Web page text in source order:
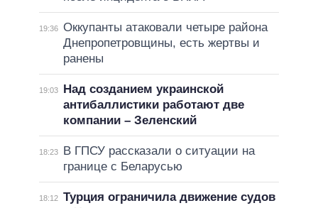
19:36 Оккупанты атаковали четыре района
Днепропетровщины, есть жертвы и
ранены
19:03
Над созданием украинской
антибаллистики работают две
компании – Зеленский
18:23
В ГПСУ рассказали о ситуации на
границе с Беларусью
18:12 Турция ограничила движение судов